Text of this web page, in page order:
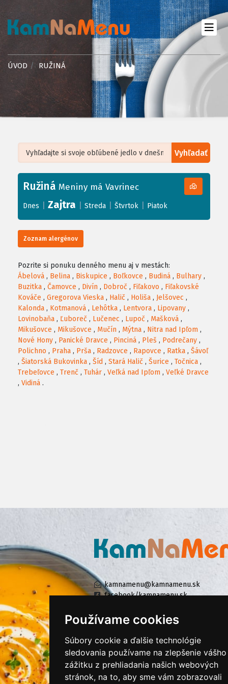
Používame cookies
Súbory cookie a ďalšie technológie
sledovania používame na zlepšenie vášho
zážitku z prehliadania našich webových
stránok, na to, aby sme vám zobrazovali
ÚVOD RUŽINÁ
Vyhľadať
+
−
Leaflet| ©OpenStreetMap, Tiles courtesy ofHumanitarian OpenStreetMap
Ružiná Meniny má Vavrinec
Dnes Zajtra Streda Štvrtok Piatok
Zoznam alergénov
Pozrite si ponuku denného menu aj v mestách:
Ábelová , Belina , Biskupice , Boľkovce , Budiná , Bulhary ,
Buzitka , Čamovce , Divín , Dobroč , Fiľakovo , Fiľakovské
Kováče , Gregorova Vieska , Halič , Holiša , Jelšovec ,
Kalonda , Kotmanová , Lehôtka , Lentvora , Lipovany ,
Lovinobaňa , Ľuboreč , Lučenec , Lupoč , Mašková ,
Mikušovce , Mikušovce , Mučín , Mýtna , Nitra nad Ipľom ,
Nové Hony , Panické Dravce , Pinciná , Pleš , Podrečany ,
Polichno , Praha , Prša , Radzovce , Rapovce , Ratka , Šávoľ
, Šiatorská Bukovinka , Šíd , Stará Halič , Šurice , Točnica ,
Trebeľovce , Trenč , Tuhár , Veľká nad Ipľom , Veľké Dravce
, Vidiná .
kamnamenu@kamnamenu.sk
facebook/kamnamenu.sk
KONTAKTUJTE NÁS
PRIHLÁSIŤ SA DO ZÁKAZNÍCKEJ ZÓNY